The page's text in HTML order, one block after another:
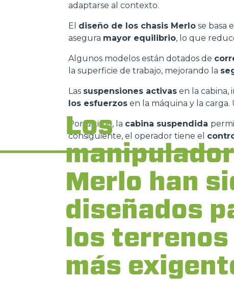
adaptarse al contexto.
El diseño de los chasis Merlo se basa
asegura mayor equilibrio, lo que
Algunos modelos están dotados de
la superficie de trabajo, mejorando la
Las suspensiones activas en la cabina,
los esfuerzos en la máquina y la
Por último, la cabina suspendida
consiguiente, el operador tiene el
Los
Merlo han
diseñados
los terrenos
más